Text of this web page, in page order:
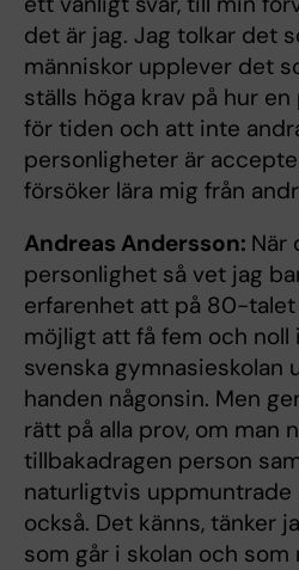
det är jag. Jag tolkar det
människor upplever det
ställs höga krav på hur
för tiden och att inte
personligheter är
försöker lära mig från
Andreas Andersson: När
personlighet så vet jag
erfarenhet att på 80-
möjligt att få fem och noll
svenska gymnasieskolan
handen någonsin. Men
rätt på alla prov, om man
tillbakadragen person
naturligtvis uppmuntrade
också. Det känns, tänker
som går i skolan och som